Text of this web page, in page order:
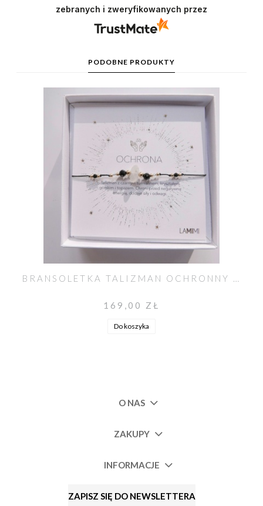
zebranych i zweryfikowanych przez
PODOBNE PRODUKTY
BRANSOLETKA TALIZMAN OCHRONNY Z CZARNYM TURMALINEM I KRYSZTAŁEM GÓRSKIM
169,00 ZŁ
Do koszyka
O NAS
ZAKUPY
INFORMACJE
ZAPISZ SIĘ DO NEWSLETTERA